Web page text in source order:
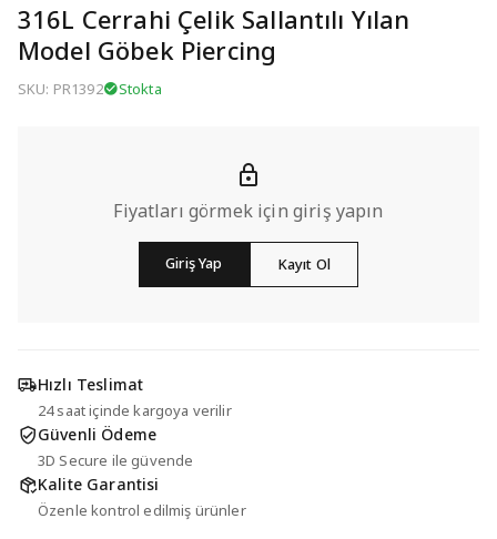
316L Cerrahi Çelik Sallantılı Yılan
Model Göbek Piercing
SKU: PR1392 Stokta
Fiyatları görmek için giriş yapın
Giriş Yap Kayıt Ol
Hızlı Teslimat
24 saat içinde kargoya verilir
Güvenli Ödeme
3D Secure ile güvende
Kalite Garantisi
Özenle kontrol edilmiş ürünler